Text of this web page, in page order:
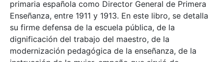
primaria española como Director General de Primera
Enseñanza, entre 1911 y 1913. En este libro, se detalla
su firme defensa de la escuela pública, de la
dignificación del trabajo del maestro, de la
modernización pedagógica de la enseñanza, de la